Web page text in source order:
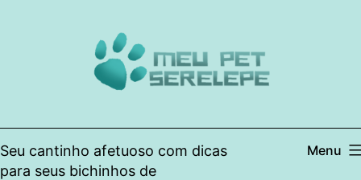
Seu cantinho afetuoso com dicas
para seus bichinhos de
Menu